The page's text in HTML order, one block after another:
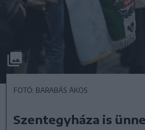
FOTÓ: BARABÁS ÁKOS
Szentegyháza is